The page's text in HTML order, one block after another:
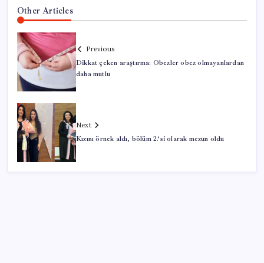
Other Articles
Previous
Dikkat çeken araştırma: Obezler obez olmayanlardan
daha mutlu
Next
Kızını örnek aldı, bölüm 2.’si olarak mezun oldu